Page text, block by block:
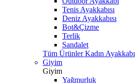
Tenis Ayakkabısı
Deniz Ayakkabısı
Bot&Çizme
Terlik
Sandalet
Tüm Ürünler Kadın Ayakkabı
Giyim
Giyim
Yağmurluk